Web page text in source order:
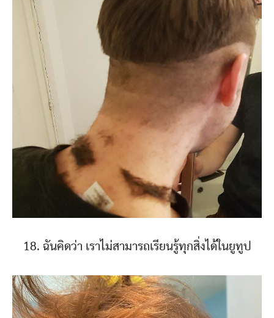
18. ฉันคิดว่า เราไม่สามารถเรียนรู้ทุกสิ่งได้ในยูทูป